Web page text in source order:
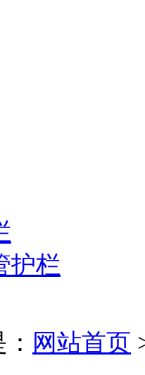
护栏
网站首页